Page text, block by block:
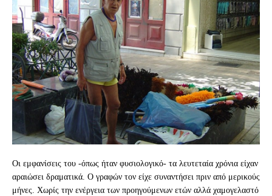
Οι εμφανίσεις του -όπως ήταν φυσιολογικό- τα λευτεταία χρόνια είχαν
αραιώσει δραματικά. Ο γραφών τον είχε συναντήσει πριν από μερικούς
μήνες. Χωρίς την ενέργεια των προηγούμενων ετών αλλά χαμογελαστό